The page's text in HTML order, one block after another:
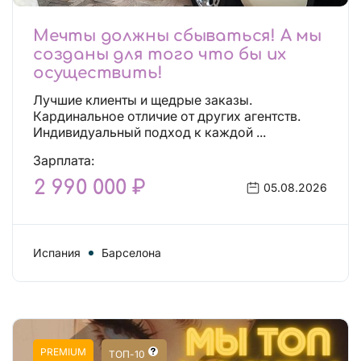
Мечты должны сбываться! А мы
созданы для того что бы их
осуществить!
Лучшие клиенты и щедрые заказы.
Кардинальное отличие от других агентств.
Индивидуальный подход к каждой ...
Зарплата:
2 990 000 ₽ 05.08.2026
Испания Барселона
PREMIUM ТОП-10